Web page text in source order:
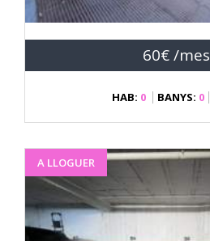
60€ /mes
HAB: 0 BANYS: 0
A LLOGUER